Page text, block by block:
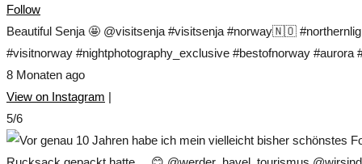
Follow
Beautiful Senja 🤩 @visitsenja #visitsenja #norway🇳🇴
#visitnorway #nightphotography_exclusive #bestofnorway
8 Monaten ago
View on Instagram |
5/6